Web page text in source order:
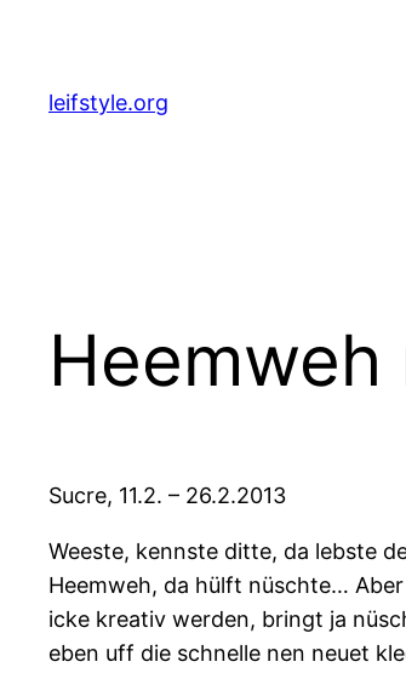
springen
leifstyle.org
Sucre, 11.2. – 26.2.2013
Weeste, kennste ditte, da lebste
Heemweh, da hülft nüschte…
icke kreativ werden, bringt ja
eben uff die schnelle nen neuet